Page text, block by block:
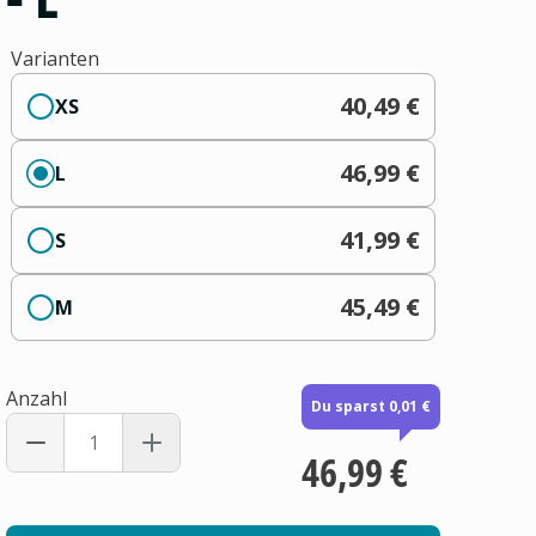
Varianten
XS
40,49 €
L 46,99 €
S 41,99 €
M 45,49 €
Anzahl Du sparst 0,01 €
46,99 €